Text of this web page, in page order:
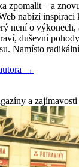
zpomalit – a
nabízí inspiraci
není o výkonech,
duševní
Namísto
→
a zajímavosti